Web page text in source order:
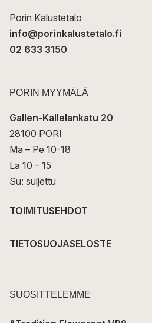
Porin Kalustetalo
info@porinkalustetalo.fi
02 633 3150
PORIN MYYMÄLÄ
Gallen-Kallelankatu 20
28100 PORI
Ma – Pe 10-18
La 10 – 15
Su: suljettu
TOIMITUSEHDOT
TIETOSUOJASELOSTE
SUOSITTELEMME